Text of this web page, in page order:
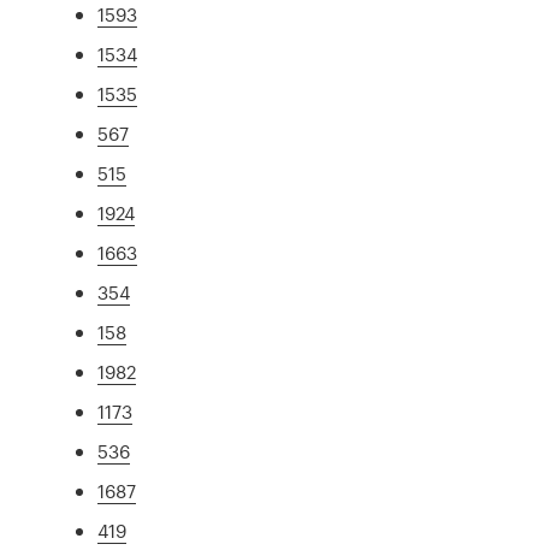
1593
1534
1535
567
515
1924
1663
354
158
1982
1173
536
1687
419